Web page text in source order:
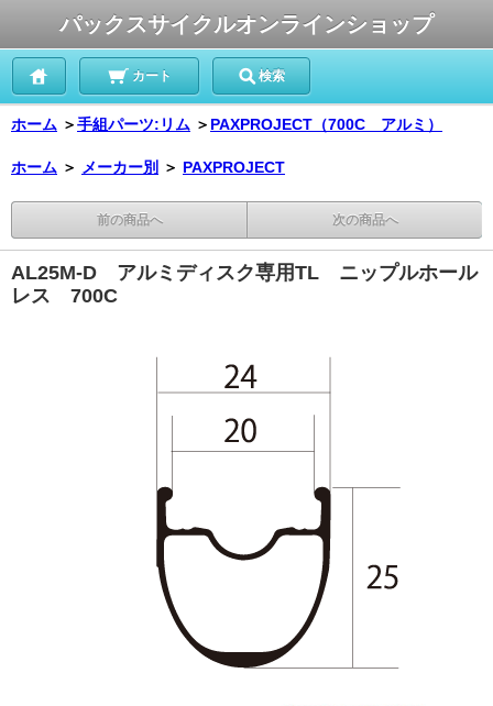
パックスサイクルオンラインショップ
カート 検索
ホーム ＞手組パーツ:リム ＞ PAXPROJECT（700C アルミ）
ホーム ＞ メーカー別 ＞ PAXPROJECT
前の商品へ 次の商品へ
AL25M-D アルミディスク専用TL ニップルホール
レス 700C